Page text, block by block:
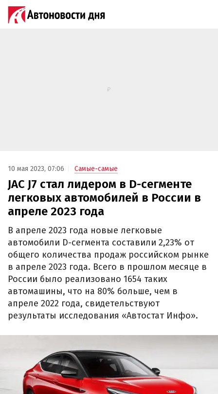
10 мая 2023, 07:06 Самые-самые
JAC J7 стал лидером в D-сегменте
легковых автомобилей в России в
апреле 2023 года
В апреле 2023 года новые легковые
автомобили D-сегмента составили 2,23% от
общего количества продаж российском рынке
в апреле 2023 года. Всего в прошлом месяце в
России было реализовано 1654 таких
автомашины, что на 80% больше, чем в
апреле 2022 года, свидетельствуют
результаты исследования «Автостат Инфо».